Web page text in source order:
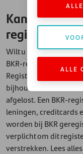
Kan ik geld
registratie?
Wilt u een lening
BKR-registratie heeft.
Registratie: deze
bijhouden wie een
afgelost. Een BKR-
leningen, creditcards
worden bij BKR
verplicht om dit
verstrekken. Lees
ALLE